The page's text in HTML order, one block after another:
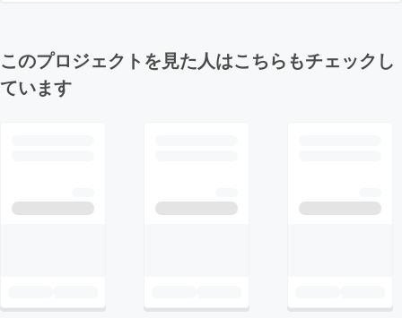
このプロジェクトを見た人はこちらもチェックし
ています